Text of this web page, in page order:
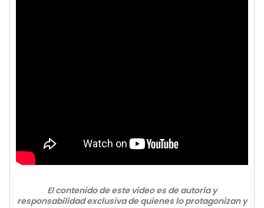
El contenido de este video es de autoría y
responsabilidad exclusiva de quienes lo protagonizan y